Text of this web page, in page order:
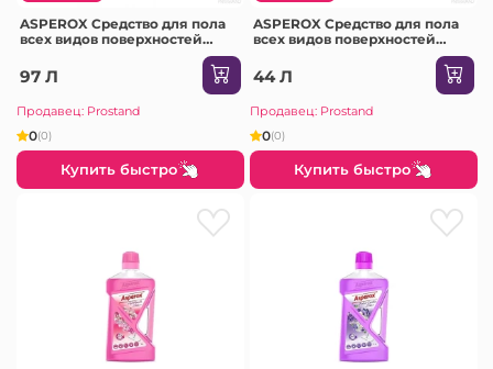
ASPEROX Средство для пола
всех видов поверхностей
7997)
97 Л
Продавец: Prostand
0(0)
Купить быстро
ASPEROX Средство для пола
всех видов поверхностей
(galben) 8857)
44 Л
Продавец: Prostand
0(0)
Купить быстро